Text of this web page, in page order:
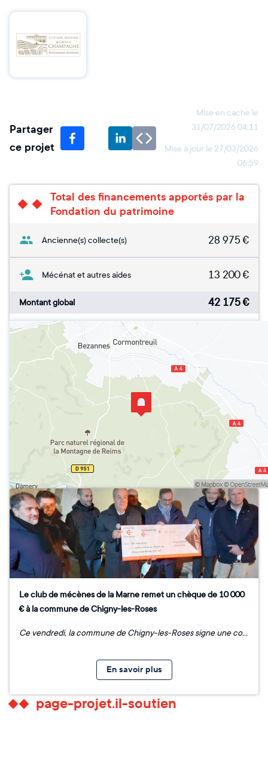
Partager
ce projet
Mise en cache le
31/07/2026 04:11
Mise à jour le 27/03/2026
06:59
Total des financements apportés par la
Fondation du patrimoine
Ancienne(s) collecte(s) 28 975 €
Mécénat et autres aides 13 200€
Montant global 42 175€
Le club de mécènes de la Marne remet un chèque de 10 000
€ à la commune de Chigny-les-Roses
Ce vendredi, la commune de Chigny-les-Roses signe une convention de collecte de dons avec la Fondation du patrimoine en faveur de la restauration du foudre qu'elle a acquis. Le club de mécènes de la Marne a décidé d'être le premier mécène et de soutenir ce projet à hauteur de 10 000 €. Ce projet est également soutenu par la Mission Coteaux, Maisons et Caves de Champagne avec la présence de son Président, M. Pierre Emmanuel Taittinger.
En savoir plus
page-projet.il-soutien